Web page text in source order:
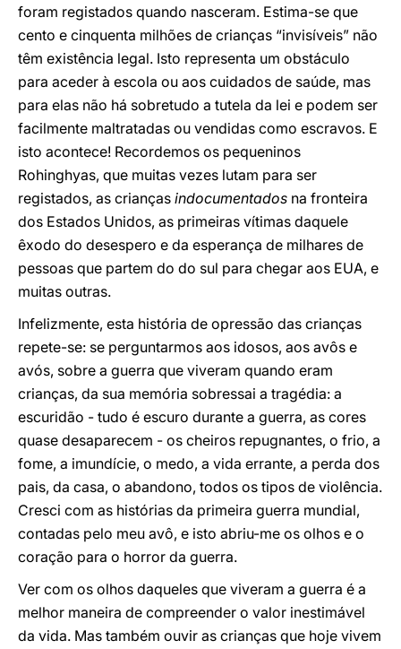
foram registados quando nasceram. Estima-se que
cento e cinquenta milhões de crianças “invisíveis” não
têm existência legal. Isto representa um obstáculo
para aceder à escola ou aos cuidados de saúde, mas
para elas não há sobretudo a tutela da lei e podem ser
facilmente maltratadas ou vendidas como escravos. E
isto acontece! Recordemos os pequeninos
Rohinghyas, que muitas vezes lutam para ser
registados, as crianças indocumentados na fronteira
dos Estados Unidos, as primeiras vítimas daquele
êxodo do desespero e da esperança de milhares de
pessoas que partem do do sul para chegar aos EUA, e
muitas outras.
Infelizmente, esta história de opressão das crianças
repete-se: se perguntarmos aos idosos, aos avôs e
avós, sobre a guerra que viveram quando eram
crianças, da sua memória sobressai a tragédia: a
escuridão - tudo é escuro durante a guerra, as cores
quase desaparecem - os cheiros repugnantes, o frio, a
fome, a imundície, o medo, a vida errante, a perda dos
pais, da casa, o abandono, todos os tipos de violência.
Cresci com as histórias da primeira guerra mundial,
contadas pelo meu avô, e isto abriu-me os olhos e o
coração para o horror da guerra.
Ver com os olhos daqueles que viveram a guerra é a
melhor maneira de compreender o valor inestimável
da vida. Mas também ouvir as crianças que hoje vivem